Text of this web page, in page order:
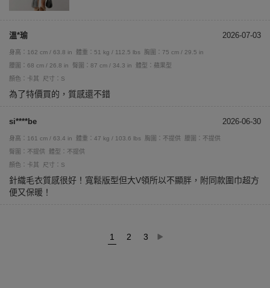
溫*瑜 2026-07-03
身高：162 cm / 63.8 in 體重：51 kg / 112.5 lbs
胸圍：75 cm / 29.5 in
腰圍：68 cm / 26.8 in
臀圍：87 cm / 34.3 in
體型：蘋果型
顏色：卡其
尺寸：S
為了特價買的，質感還不錯
si****be 2026-06-30
身高：161 cm / 63.4 in 體重：47 kg / 103.6 lbs 胸圍：不提供
腰圍：不提供
臀圍：不提供
體型：不提供
顏色：卡其
尺寸：S
針織毛衣質感很好！寬鬆版型但大V領所以不顯胖，附同款圍巾超方
便又保暖！
1 2 3